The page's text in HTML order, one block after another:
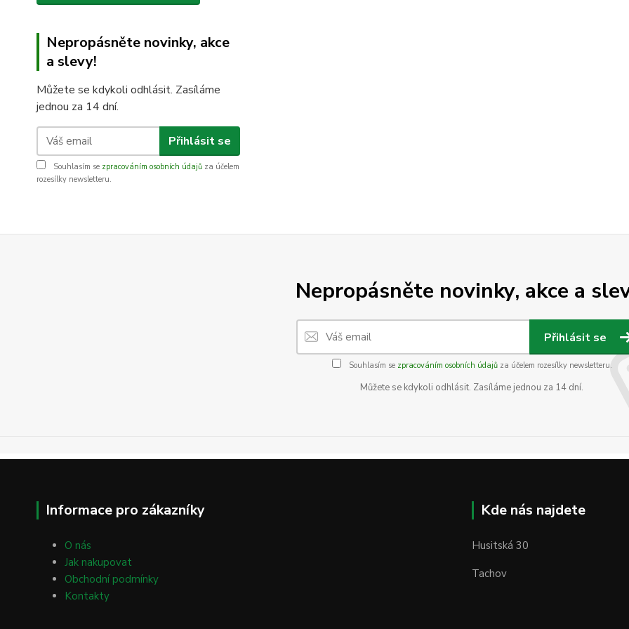
Nepropásněte novinky, akce
a slevy!
Můžete se kdykoli odhlásit. Zasíláme
jednou za 14 dní.
Přihlásit se
Souhlasím se zpracováním osobních údajů za účelem
rozesílky newsletteru.
Nepropásněte novinky, akce a
Přihlásit se
Souhlasím se zpracováním osobních údajůza účelem rozesílky newsletteru.
Můžete se kdykoli odhlásit. Zasíláme jednou za 14 dní.
Informace pro zákazníky
O nás
Jak nakupovat
Obchodní podmínky
Kontakty
Kde nás najdete
Husitská 30
Tachov